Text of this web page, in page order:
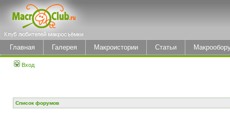
Главная Галерея Макроистории Статьи
Вход
Список форумов